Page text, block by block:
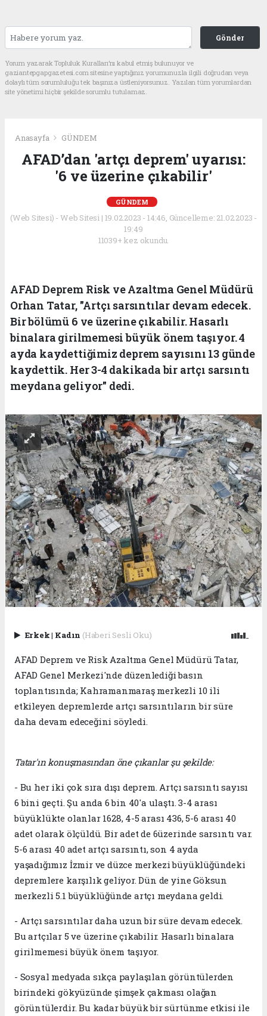
Gönder
Yorum yazarak Topluluk Kuralları’nı kabul etmiş bulunuyor ve
gaziantepgapgazetesi.com sitesine yaptığınız yorumunuzla ilgili doğrudan veya
dolaylı tüm sorumluluğu tek başınıza üstleniyorsunuz. Yazılan tüm yorumlardan
site yönetimi hiçbir şekilde sorumlu tutulamaz.
Anasayfa GÜNDEM
AFAD’dan 'artçı deprem' uyarısı:
'6 ve üzerine çıkabilir'
GÜNDEM
(Web Sitesi) - Web Sitesi | 19.02.2023 - 14:46, Güncelleme: 21.02.2023 -
19:49
11039+ kez okundu.
AFAD Deprem Risk ve Azaltma Genel Müdürü
Orhan Tatar, "Artçı sarsıntılar devam edecek.
Bir bölümü 6 ve üzerine çıkabilir. Hasarlı
binalara girilmemesi büyük önem taşıyor. 4
ayda kaydettiğimiz deprem sayısını 13 günde
kaydettik. Her 3-4 dakikada bir artçı sarsıntı
meydana geliyor" dedi.
Erkek| Kadın (Haberi Sesli Oku)
AFAD Deprem ve Risk Azaltma Genel Müdürü Tatar,
AFAD Genel Merkezi'nde düzenlediği basın
toplantısında; Kahramanmaraş merkezli 10 ili
etkileyen depremlerde artçı sarsıntıların bir süre
daha devam edeceğini söyledi.
Tatar'ın konuşmasından öne çıkanlar şu şekilde:
- Bu her iki çok sıra dışı deprem. Artçı sarsıntı sayısı
6 bini geçti. Şu anda 6 bin 40'a ulaştı. 3-4 arası
büyüklükte olanlar 1628, 4-5 arası 436, 5-6 arası 40
adet olarak ölçüldü. Bir adet de 6üzerinde sarsıntı var.
5-6 arası 40 adet artçı sarsıntı, son 4 ayda
yaşadığımız İzmir ve düzce merkezi büyüklüğündeki
depremlere karşılık geliyor. Dün de yine Göksun
merkezli 5.1 büyüklüğünde artçı meydana geldi.
- Artçı sarsıntılar daha uzun bir süre devam edecek.
Bu artçılar 5 ve üzerine çıkabilir. Hasarlı binalara
girilmemesi büyük önem taşıyor.
- Sosyal medyada sıkça paylaşılan görüntülerden
birindeki gökyüzünde şimşek çakması olağan
görüntülerdir. Bu kadar büyük bir sürtünme etkisi ile